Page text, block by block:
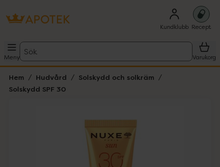
Kundklubb Recept
Meny
Sök
Varukorg
Hem Hudvård
Solskydd och solkräm
Solskydd SPF 30
Lista: . Innehåller 4 objekt.